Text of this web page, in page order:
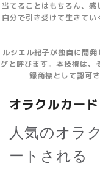
当てることはもちろん、
自分で引き受けて生きて
ルシエル紀子が独自に開
グと呼びます。本技術は
録商標として認可
オラクルカー
人気のオラ
ートされる